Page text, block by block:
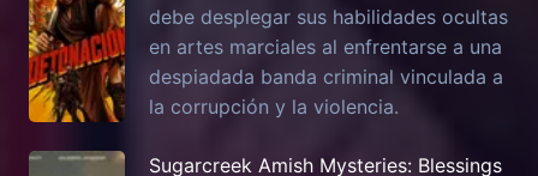
debe desplegar sus habilidades ocultas
en artes marciales al enfrentarse a una
despiadada banda criminal vinculada a
la corrupción y la violencia.
Sugarcreek Amish Mysteries: Blessings